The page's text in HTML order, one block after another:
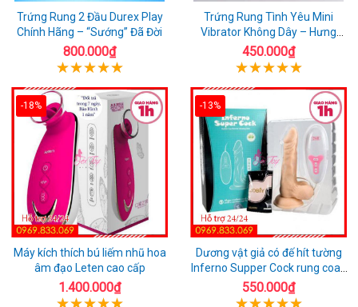
Trứng Rung 2 Đầu Durex Play
Chính Hãng – “Sướng” Đã Đời
800.000₫
Trứng Rung Tình Yêu Mini
Vibrator Không Dây – Hưng
Phấn Mọi Nơi
450.000₫
-18%
Máy kích thích bú liếm nhũ hoa
âm đạo Leten cao cấp
1.400.000₫
-13%
Dương vật giả có đế hít tường
Inferno Supper Cock rung coay
7 chế độ
550.000₫